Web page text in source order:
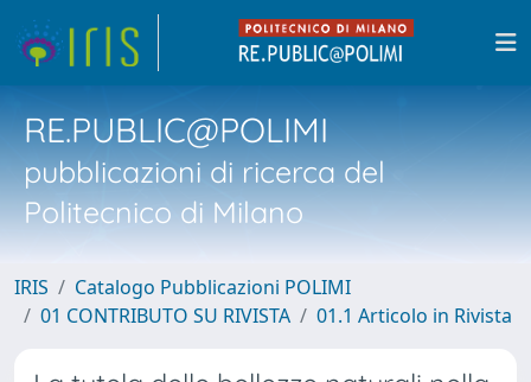
RE.PUBLIC@POLIMI
pubblicazioni di ricerca del
Politecnico di Milano
IRIS
Catalogo Pubblicazioni POLIMI
01 CONTRIBUTO SU RIVISTA
01.1 Articolo in Rivista